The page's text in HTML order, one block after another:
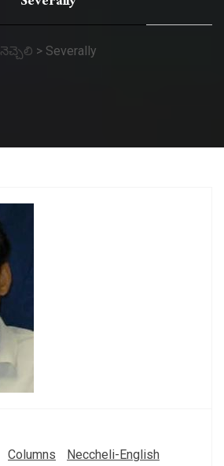
నెచ్చెలి > Severally
Columns Neccheli-English